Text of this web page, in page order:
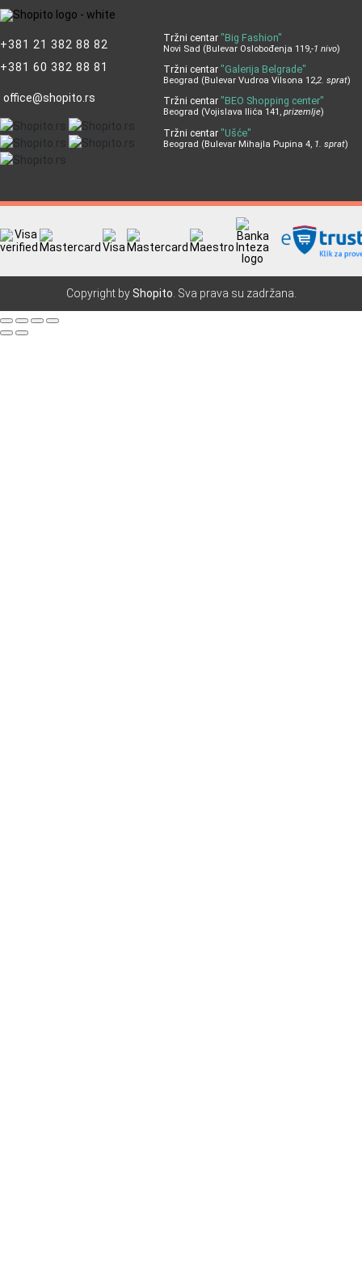
+381 21 382 88 82
+381 60 382 88 81
office@shopito.rs
Tržni centar "Big Fashion"
Novi Sad (Bulevar Oslobođenja 119,-1 nivo)
Tržni centar "Galerija Belgrade"
Beograd (Bulevar Vudroa Vilsona 12,2. sprat)
Tržni centar "BEO Shopping center"
Beograd (Vojislava Ilića 141, prizemlje)
Tržni centar "Ušće"
Beograd (Bulevar Mihajla Pupina 4, 1. sprat)
Copyright byShopito. Sva prava su zadržana.